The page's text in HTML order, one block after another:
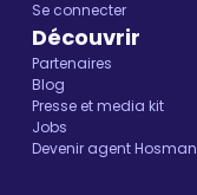
Se connecter
Découvrir
Partenaires
Blog
Presse et media kit
Jobs
Devenir agent Hosman